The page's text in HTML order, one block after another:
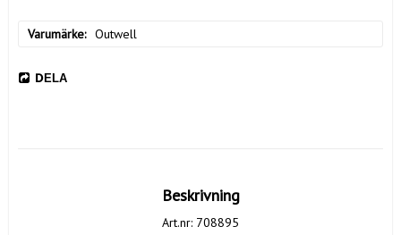
Varumärke Outwell
DELA
Beskrivning
Art.nr: 708895